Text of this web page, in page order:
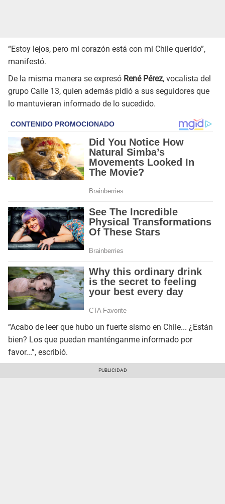
“Estoy lejos, pero mi corazón está con mi Chile querido”,
manifestó.
De la misma manera se expresó René Pérez, vocalista del
grupo Calle 13, quien además pidió a sus seguidores que
lo mantuvieran informado de lo sucedido.
“Acabo de leer que hubo un fuerte sismo en Chile... ¿Están
bien? Los que puedan manténganme informado por
favor...”, escribió.